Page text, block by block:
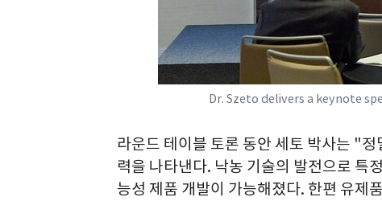
Dr. Szeto delivers a keynote
라운드 테이블 토론 동안 세토 박사는 "
력을 나타낸다. 낙농 기술의 발전으로 특
능성 제품 개발이 가능해졌다. 한편 유제